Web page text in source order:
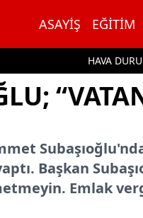
ASAYIŞ EĞITIM
HAVA
Başkan
Emlak